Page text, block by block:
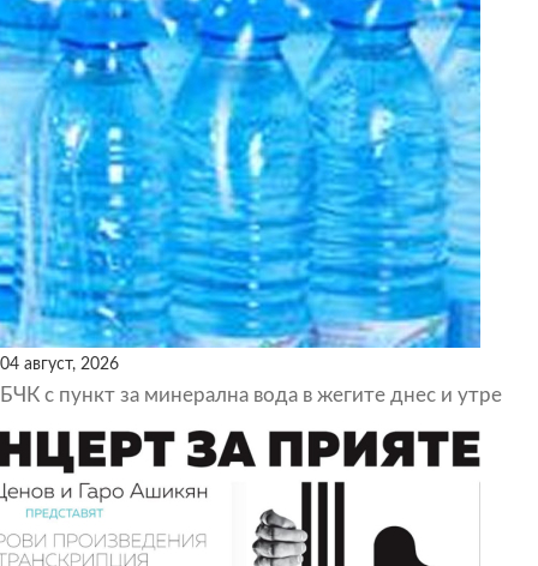
04 август, 2026
БЧК с пункт за минерална вода в жегите днес и утре